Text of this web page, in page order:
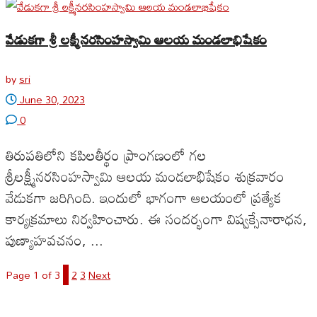
వేడుకగా శ్రీ లక్ష్మీనరసింహస్వామి ఆలయ మండలాభిషేకం
bysri
June 30, 2023
0
తిరుపతిలోని కపిలతీర్థం ప్రాంగణంలో గల
శ్రీలక్ష్మీనరసింహస్వామి ఆలయ మండలాభిషేకం శుక్రవారం
వేడుకగా జరిగింది. ఇందులో భాగంగా ఆలయంలో ప్రత్యేక
కార్యక్రమాలు నిర్వహించారు. ఈ సందర్భంగా విష్వక్సేనారాధన,
పుణ్యాహవచనం, ...
Page 1 of 3 23Next